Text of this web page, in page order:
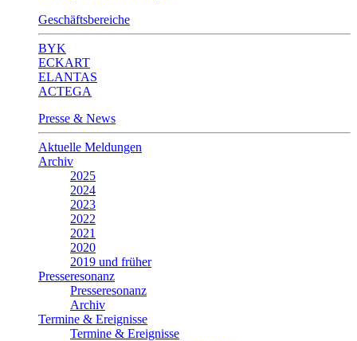
Geschäftsbereiche
BYK
ECKART
ELANTAS
ACTEGA
Presse & News
Aktuelle Meldungen
Archiv
2025
2024
2023
2022
2021
2020
2019 und früher
Presseresonanz
Presseresonanz
Archiv
Termine & Ereignisse
Termine & Ereignisse